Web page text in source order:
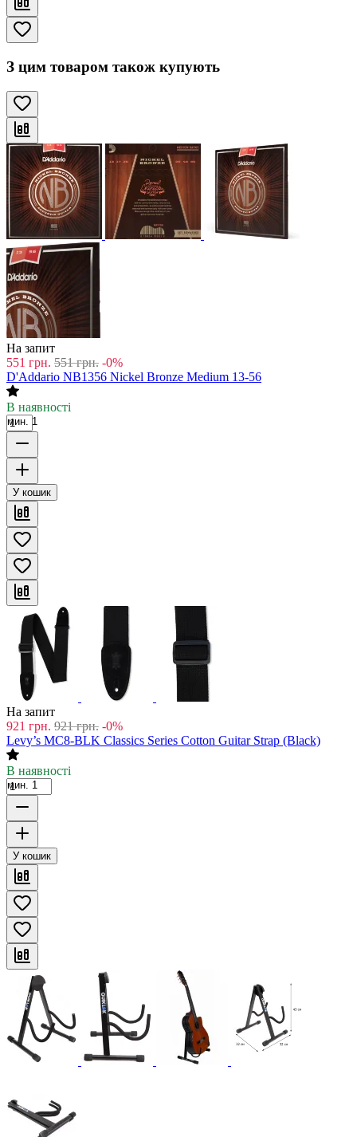
З цим товаром також купують
На запит
551 грн. 551 грн. -0%
D'Addario NB1356 Nickel Bronze Medium 13-56
В наявності
мин. 1
У кошик
На запит
921 грн. 921 грн. -0%
Levy’s MC8-BLK Classics Series Cotton Guitar Strap (Black)
В наявності
мин. 1
У кошик